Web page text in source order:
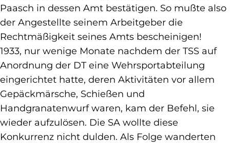
Paasch in dessen Amt bestätigen. So mußte also
der Angestellte seinem Arbeitgeber die
Rechtmäßigkeit seines Amts bescheinigen!
1933, nur wenige Monate nachdem der TSS auf
Anordnung der DT eine Wehrsportabteilung
eingerichtet hatte, deren Aktivitäten vor allem
Gepäckmärsche, Schießen und
Handgranatenwurf waren, kam der Befehl, sie
wieder aufzulösen. Die SA wollte diese
Konkurrenz nicht dulden. Als Folge wanderten